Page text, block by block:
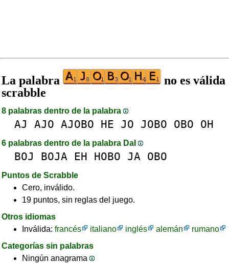
La palabra
no es válida
scrabble
8 palabras dentro de la palabra
AJ AJO AJOBO HE JO JOBO OBO OH
6 palabras dentro de la palabra DaI
BOJ BOJA EH HOBO JA OBO
Puntos de Scrabble
Cero, inválido.
19 puntos, sin reglas del juego.
Otros idiomas
Inválida: francés italiano inglés alemán
rumano
Categorías sin palabras
Ningún anagrama